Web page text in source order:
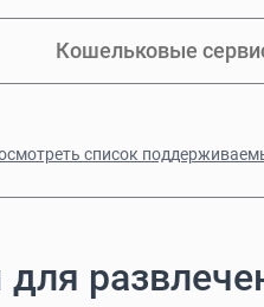
Кошельковые
список